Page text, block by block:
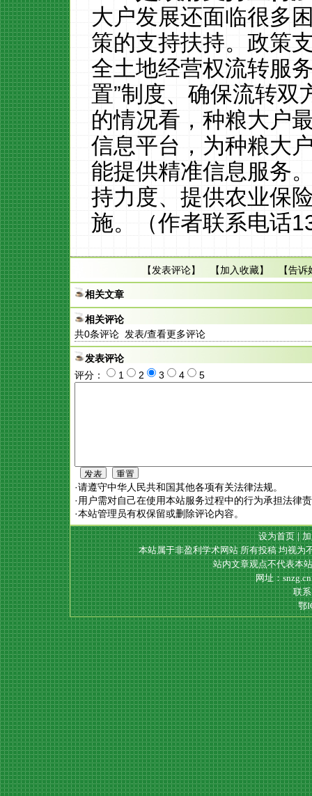
大户发展还面临很多
策的支持扶持。政策
全土地经营权流转服
置”制度、确保流转双
的情况看，种粮大户
信息平台，为种粮大
能提供精准信息服务
持力度、提供农业保
施。（作者联系电话
【发表评论】 【加入收藏】 【告诉
相关文章
相关评论
共0条评论 发表/查看更多评论
发表评论
评分：
1 2 3 4 5
·请遵守中华人民共和国其他各项有关法律法规。
·用户需对自己在使用本站服务过程中的行为承担法律
·本站管理员有权保留或删除评论内容。
设为首页|
本站属于非盈利学术网站 所有投稿 均视为
站内文章观点不代表本
网址：
联
鄂